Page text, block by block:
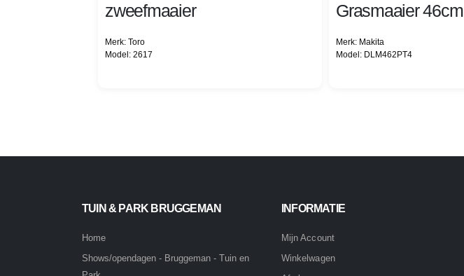
zweefmaaier
Merk: Toro
Model: 2617
Grasmaaier 46cm
Merk: Makita
Model: DLM462PT4
TUIN & PARK BRUGGEMAN
Home
Shows/opendagen - Bruggeman - Tuin en
INFORMATIE
Mijn Account
Winkelwagen